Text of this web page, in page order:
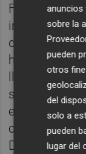
Fiscalía
inicial,
determinante
hechos, que
llamada y
ser en
el ministerio
corresponde
Decanato de
anuncios
sobre la
pueden
otros
del
solo a
pueden
lugar del